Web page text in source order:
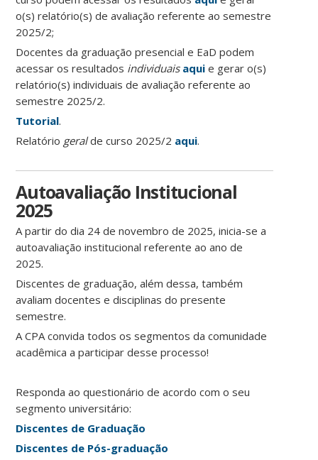
o(s) relatório(s) de avaliação referente ao semestre
2025/2;
Docentes da graduação presencial e EaD podem
acessar os resultados individuais aqui e gerar o(s)
relatório(s) individuais de avaliação referente ao
semestre 2025/2.
Tutorial.
Relatório geralde curso 2025/2 aqui.
Autoavaliação Institucional
2025
A partir do dia 24 de novembro de 2025, inicia-se a
autoavaliação institucional referente ao ano de
2025.
Discentes de graduação, além dessa, também
avaliam docentes e disciplinas do presente
semestre.
A CPA convida todos os segmentos da comunidade
acadêmica a participar desse processo!
Responda ao questionário de acordo com o seu
segmento universitário:
Discentes de Graduação
Discentes de Pós-graduação